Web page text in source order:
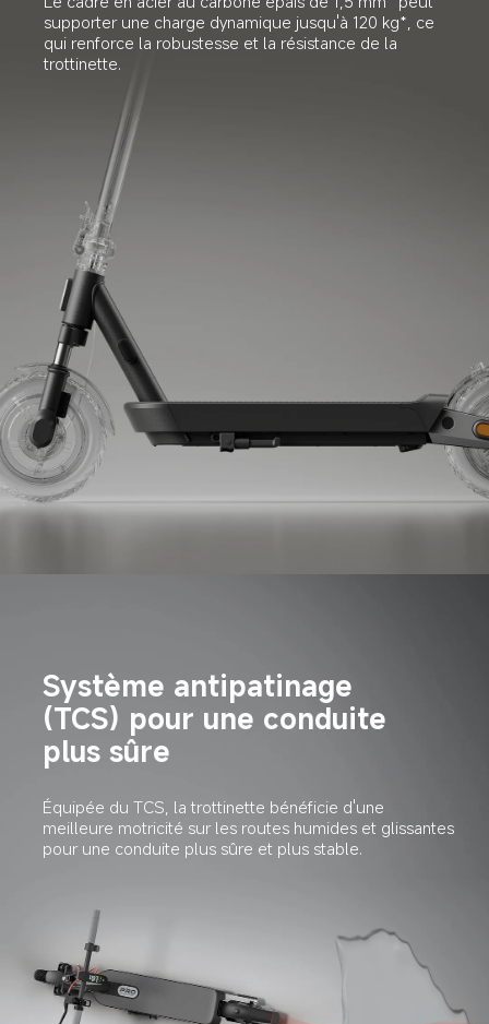
supporter une charge dynamique jusqu'à 120 kg*, ce
qui renforce la robustesse et la résistance de la
trottinette.
Système antipatinage
(TCS) pour une conduite
plus sûre
Équipée du TCS, la trottinette bénéficie d'une
meilleure motricité sur les routes humides et glissantes
pour une conduite plus sûre et plus stable.